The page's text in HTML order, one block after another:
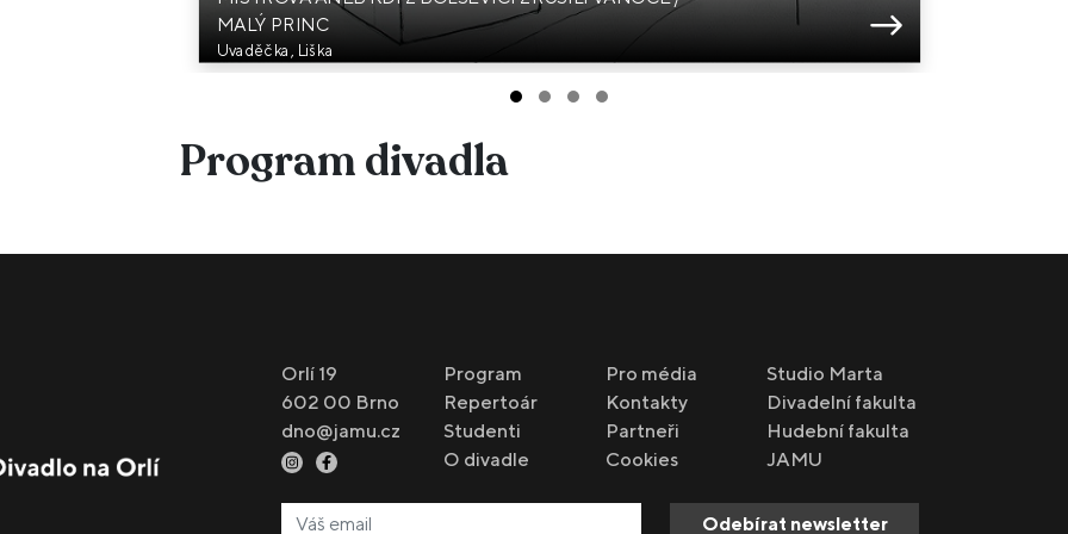
MALÝ PRINC
Uvaděčka, Liška
Program divadla
Orlí 19
602 00 Brno
dno@jamu.cz
Program
Repertoár
Studenti
O divadle
Pro média
Kontakty
Partneři
Cookies
Studio Marta
Divadelní fakulta
Hudební fakulta
JAMU